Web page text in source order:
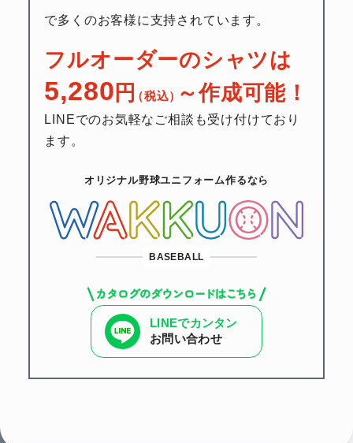
で多くのお客様に支持されています。
フルオーダーのシャツは
5,280 円 （税込）～作成可能！
LINEでのお気軽なご相談も受け付けており
ます。
オリジナル野球ユニフォーム作るなら
BASEBALL
LINEでカンタン
お問い合わせ